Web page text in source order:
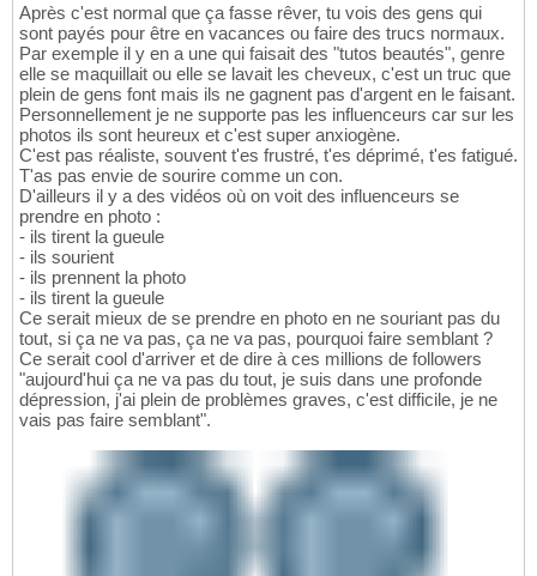
Après c'est normal que ça fasse rêver, tu vois des gens qui
sont payés pour être en vacances ou faire des trucs normaux.
Par exemple il y en a une qui faisait des "tutos beautés", genre
elle se maquillait ou elle se lavait les cheveux, c'est un truc que
plein de gens font mais ils ne gagnent pas d'argent en le faisant.
Personnellement je ne supporte pas les influenceurs car sur les
photos ils sont heureux et c'est super anxiogène.
C'est pas réaliste, souvent t'es frustré, t'es déprimé, t'es fatigué.
T'as pas envie de sourire comme un con.
D'ailleurs il y a des vidéos où on voit des influenceurs se
prendre en photo :
- ils tirent la gueule
- ils sourient
- ils prennent la photo
- ils tirent la gueule
Ce serait mieux de se prendre en photo en ne souriant pas du
tout, si ça ne va pas, ça ne va pas, pourquoi faire semblant ?
Ce serait cool d'arriver et de dire à ces millions de followers
"aujourd'hui ça ne va pas du tout, je suis dans une profonde
dépression, j'ai plein de problèmes graves, c'est difficile, je ne
vais pas faire semblant".